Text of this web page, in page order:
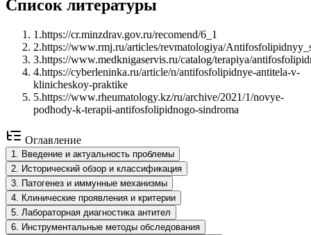
Список литературы
1 .https://cr.minzdrav.gov.ru/recomend/6_1
2.https://www.rmj.ru/articles/revmatologiya/
3.https://www.medknigaservis.ru/catalog/terapiya/
4.https://cyberleninka.ru/article/n/antifosfolipidnye-antitela-v-
klinicheskoy-praktike
5.https://www.rheumatology.kz/ru/archive/2021/1/novye-
podhody-k-terapii-antifosfolipidnogo-sindroma
Оглавление
1
Введение и актуальность проблемы
2
Исторический обзор и классификация
3
Патогенез и иммунные механизмы
4
Клинические проявления и критерии
5 Лабораторная диагностика антител
6
Инструментальные методы обследования